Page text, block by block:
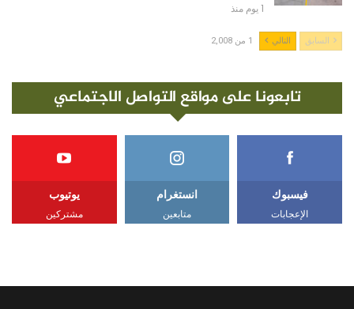
1 يوم منذ
السابق التالي 1 من 2,008
تابعونا على مواقع التواصل الاجتماعي
فيسبوك
الإعجابات
انستغرام
متابعين
يوتيوب
مشتركين